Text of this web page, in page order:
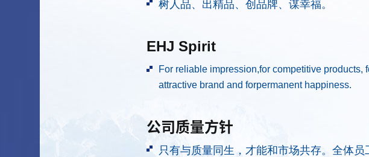
树人品、出精品、创品牌、谋幸福。
EHJ Spirit
For reliable impression,for competitive products,
attractive brand and forpermanent happiness.
公司质量方针
只有与质量同生，才能和市场共存。全体员